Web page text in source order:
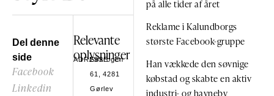
Del denne
side
Facebook
Linkedin
Relevante
oplysninger
ADRESSE
Søkrogen
61, 4281
Gørlev
på alle tider af året
Reklame i Kalundborgs
største Facebook-gruppe
Han vækkede den søvnige
købstad og skabte en aktiv
industri- og havneby